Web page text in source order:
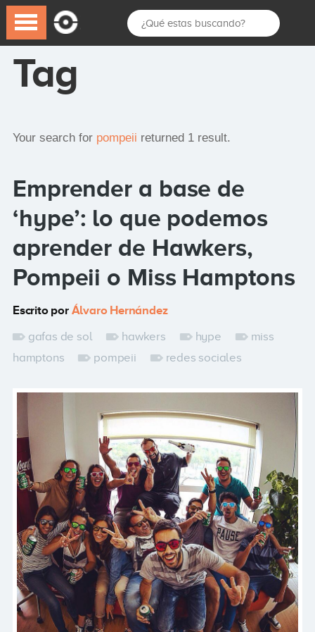
Tag
Your search for pompeii returned 1 result.
Emprender a base de
‘hype’: lo que podemos
aprender de Hawkers,
Pompeii o Miss Hamptons
Escrito por Álvaro Hernández
gafas de sol
hawkers hype
miss
hamptons
pompeii redes sociales